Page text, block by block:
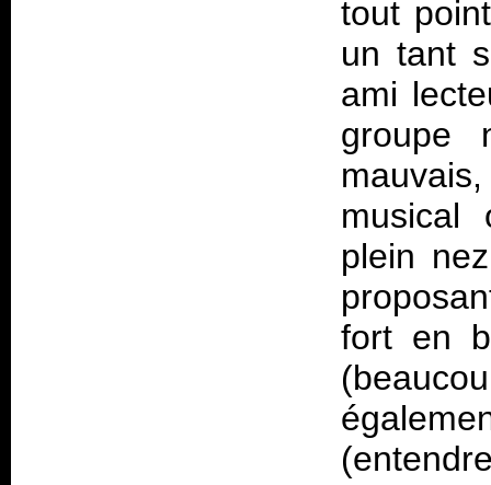
tout
un tant
ami
groupe
musical
plein
fort en